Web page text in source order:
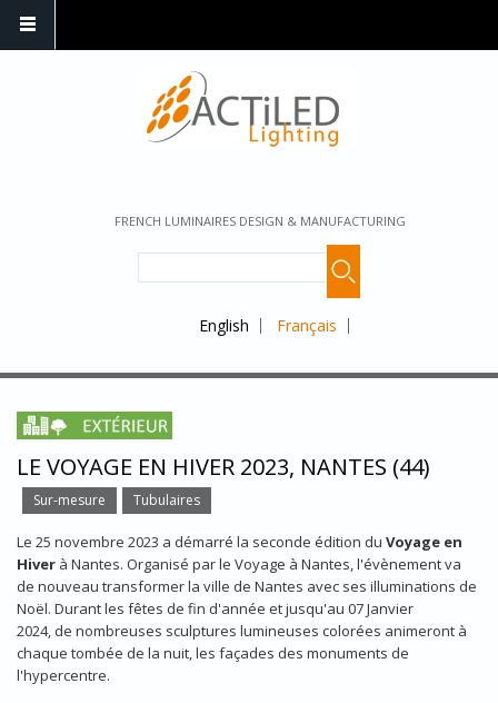
FRENCH LUMINAIRES DESIGN & MANUFACTURING
English Français
LE VOYAGE EN HIVER 2023, NANTES (44)
Sur-mesure Tubulaires
Le 25 novembre 2023 a démarré la seconde édition du Voyage en
Hiver à Nantes. Organisé par le Voyage à Nantes, l'évènement va
de nouveau transformer la ville de Nantes avec ses illuminations de
Noël. Durant les fêtes de fin d'année et jusqu'au 07 Janvier
2024, de nombreuses sculptures lumineuses colorées animeront à
chaque tombée de la nuit, les façades des monuments de
l'hypercentre.